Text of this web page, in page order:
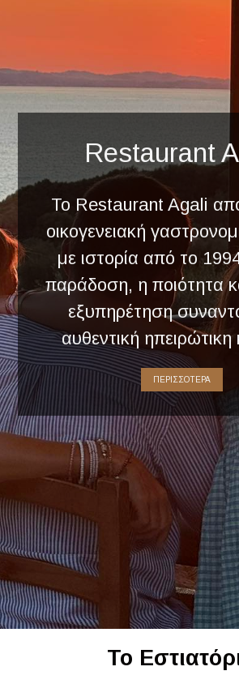
Restaurant
Το Restaurant Agali
οικογενειακή
με ιστορία από το
παράδοση, η ποιότητα
εξυπηρέτηση
αυθεντική ηπειρώτικη
ΠΕΡΙΣΣΟΤΕΡΑ
Το